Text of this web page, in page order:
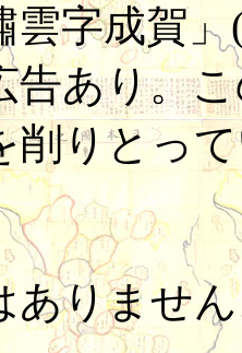
雲字成賀
告あり。
削りとっ
ありませ